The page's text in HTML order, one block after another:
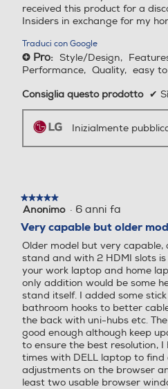
Reagisci più
avversari
*Il Conventional illustra
supportato nella
Sync (DAS)
*Le immagini qui sopra
per migliorare la
funzionalità. Può differire
OFF
y-W
Consumo energetico-W
Profondita' senza base-m
76,9
Peso senza base-Kg
4
Peso-Kg
5,2
received this product for a
Insiders in exchange for my
Traduci con Google
+ Pro: Style/Design,
Performance, Quality, easy
Consiglia questo prodotto ✔ Sì
Inizialmente
★★★★★
★★★★★
5
5
stelle.
Anonimo · 6 anni fa
Very capable but older
Older model but very capable,
stand and with 2 HDMI slots
your work laptop and home
only addition would be some
stand itself. I added some stick
bathroom hooks to better
the back with uni-hubs etc.
good enough although keep
to ensure the best resolution,
times with DELL laptop to
adjustments on the browser
least two usable browser